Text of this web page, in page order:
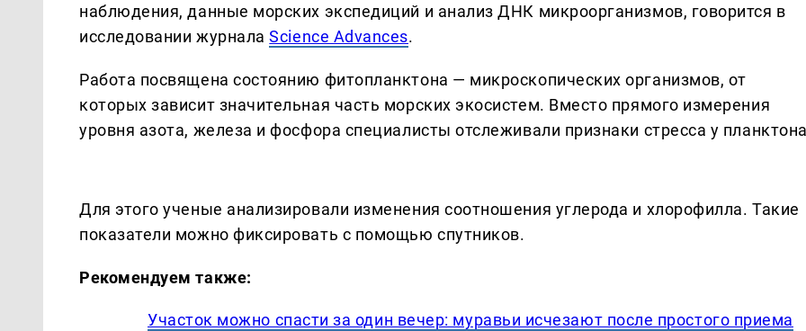
наблюдения, данные морских экспедиций и анализ ДНК микроорганизмов, говорится в
исследовании журналаScience Advances.
Работа посвящена состоянию фитопланктона — микроскопических организмов, от
которых зависит значительная часть морских экосистем. Вместо прямого измерения
уровня азота, железа и фосфора специалисты отслеживали признаки стресса у
Для этого ученые анализировали изменения соотношения углерода и хлорофилла. Такие
показатели можно фиксировать с помощью спутников.
Рекомендуем также:
Участок можно спасти за один вечер: муравьи исчезают после простого приема